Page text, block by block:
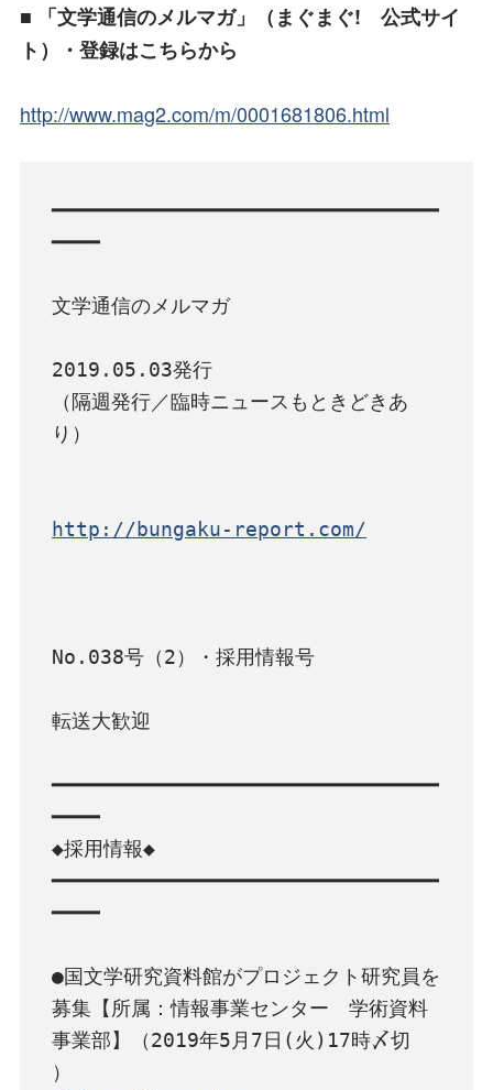
■ 「文学通信のメルマガ」（まぐまぐ! 公式サイ
ト）・登録はこちらから
http://www.mag2.com/m/0001681806.html
━━━━━━━━━━━━━━━━━━━━━━━━━━━━━━━━
━━━━
文学通信のメルマガ
2019.05.03発行
（隔週発行／臨時ニュースもときどきあ
り）
http://bungaku-report.com/
No.038号（2）・採用情報号
転送大歓迎
━━━━━━━━━━━━━━━━━━━━━━━━━━━━━━━━
━━━━
◆採用情報◆
━━━━━━━━━━━━━━━━━━━━━━━━━━━━━━━━
━━━━
●国文学研究資料館がプロジェクト研究員を
募集【所属：情報事業センター　学術資料
事業部】（2019年5月7日(火)17時〆切